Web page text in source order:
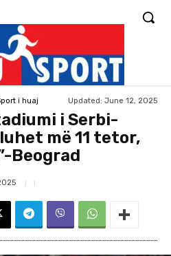
i huaj Updated: June 12, 2025
i Serbi-
më 11 tetor,
Beograd